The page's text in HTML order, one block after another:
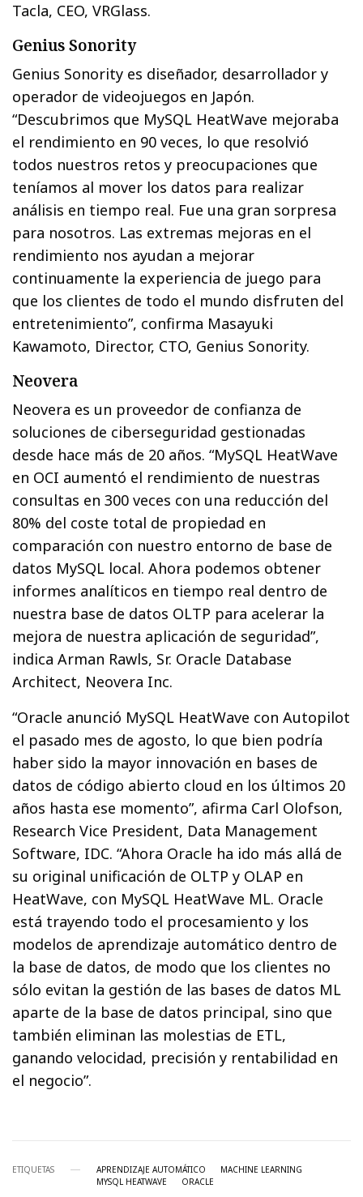
Tacla, CEO, VRGlass.
Genius Sonority
Genius Sonority es diseñador, desarrollador y
operador de videojuegos en Japón.
“Descubrimos que MySQL HeatWave mejoraba
el rendimiento en 90 veces, lo que resolvió
todos nuestros retos y preocupaciones que
teníamos al mover los datos para realizar
análisis en tiempo real. Fue una gran sorpresa
para nosotros. Las extremas mejoras en el
rendimiento nos ayudan a mejorar
continuamente la experiencia de juego para
que los clientes de todo el mundo disfruten del
entretenimiento”, confirma Masayuki
Kawamoto, Director, CTO, Genius Sonority.
Neovera
Neovera es un proveedor de confianza de
soluciones de ciberseguridad gestionadas
desde hace más de 20 años. “MySQL HeatWave
en OCI aumentó el rendimiento de nuestras
consultas en 300 veces con una reducción del
80% del coste total de propiedad en
comparación con nuestro entorno de base de
datos MySQL local. Ahora podemos obtener
informes analíticos en tiempo real dentro de
nuestra base de datos OLTP para acelerar la
mejora de nuestra aplicación de seguridad”,
indica Arman Rawls, Sr. Oracle Database
Architect, Neovera Inc.
“Oracle anunció MySQL HeatWave con Autopilot
el pasado mes de agosto, lo que bien podría
haber sido la mayor innovación en bases de
datos de código abierto cloud en los últimos 20
años hasta ese momento”, afirma Carl Olofson,
Research Vice President, Data Management
Software, IDC. “Ahora Oracle ha ido más allá de
su original unificación de OLTP y OLAP en
HeatWave, con MySQL HeatWave ML. Oracle
está trayendo todo el procesamiento y los
modelos de aprendizaje automático dentro de
la base de datos, de modo que los clientes no
sólo evitan la gestión de las bases de datos ML
aparte de la base de datos principal, sino que
también eliminan las molestias de ETL,
ganando velocidad, precisión y rentabilidad en
el negocio”.
ETIQUETAS APRENDIZAJE AUTOMÁTICO
MACHINE LEARNING
MYSQL HEATWAVE
ORACLE